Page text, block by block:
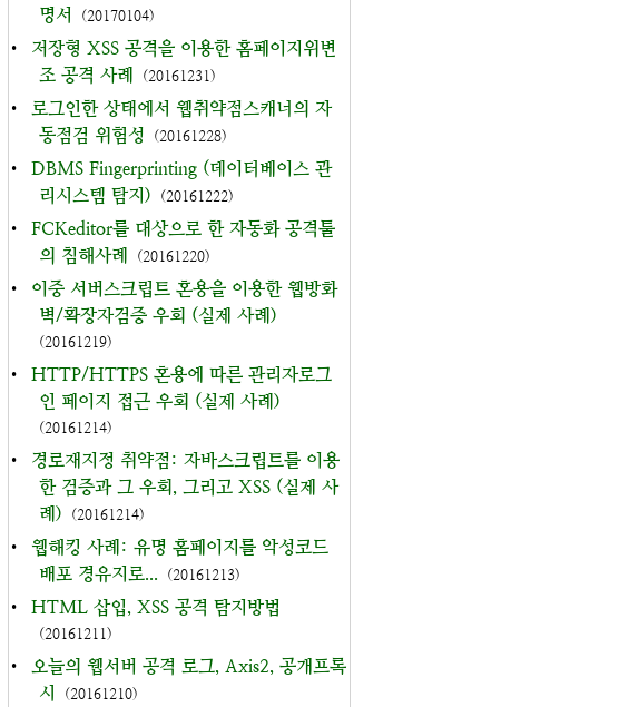
명서
(20170104)
•
저장형 XSS 공격을 이용한 홈페이지위변
조 공격 사례
(20161231)
•
로그인한 상태에서 웹취약점스캐너의 자
동점검 위험성
(20161228)
•
DBMS Fingerprinting (데이터베이스 관
리시스템 탐지)
(20161222)
•
FCKeditor를 대상으로 한 자동화 공격툴
의 침해사례
(20161220)
•
이중 서버스크립트 혼용을 이용한 웹방화
벽/확장자검증 우회 (실제 사례)
(20161219)
•
HTTP/HTTPS 혼용에 따른 관리자로그
인 페이지 접근 우회 (실제 사례)
(20161214)
•
경로재지정 취약점: 자바스크립트를 이용
한 검증과 그 우회, 그리고 XSS (실제 사
례)
(20161214)
•
웹해킹 사례: 유명 홈페이지를 악성코드
배포 경유지로...
(20161213)
• HTML 삽입, XSS 공격 탐지방법
(20161211)
•
오늘의 웹서버 공격 로그, Axis2, 공개프록
시
(20161210)